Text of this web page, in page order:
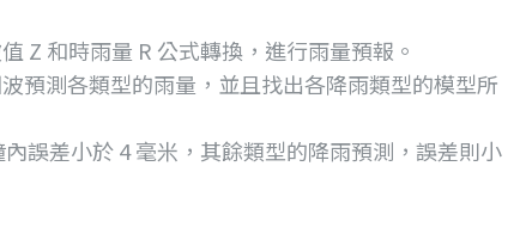
Z 和時雨量 R 公式轉換，進行雨量預報。
預測各類型的雨量，並且找出各降雨類型的模型所
誤差小於 4 毫米，其餘類型的降雨預測，誤差則小